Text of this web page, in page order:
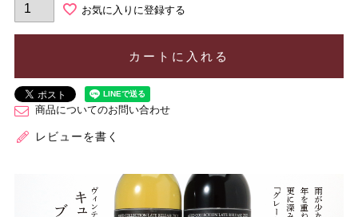
お気に入りに登録する
カートに入れる
商品についてのお問い合わせ
レビューを書く